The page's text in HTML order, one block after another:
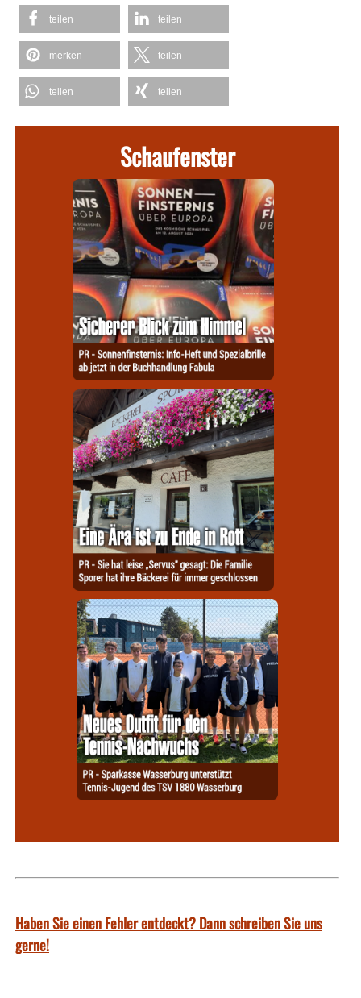
teilen teilen
merken teilen
teilen teilen
Schaufenster
Haben Sie einen Fehler entdeckt? Dann schreiben Sie uns
gerne!